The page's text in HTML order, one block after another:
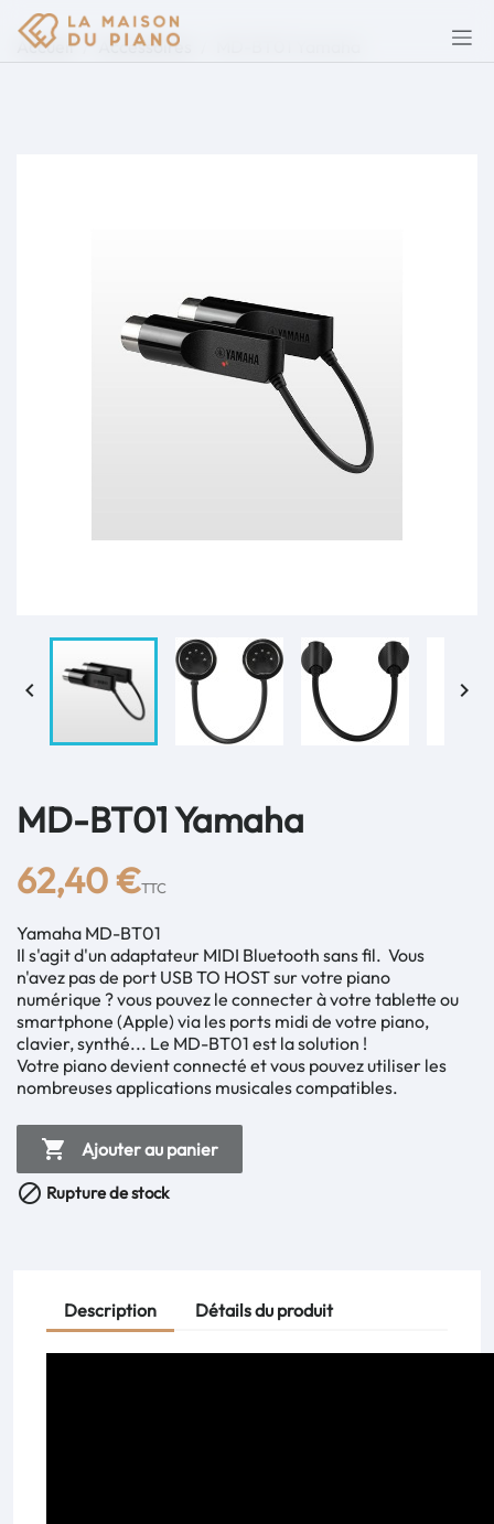
Accueil Accessoires
 
MD-BT01 Yamaha
62,40 €TTC
Yamaha MD-BT01
Il s'agit d'un adaptateur MIDI Bluetooth sans fil. Vous
n'avez pas de port USB TO HOST sur votre piano
numérique ? vous pouvez le connecter à votre tablette ou
smartphone (Apple) via les ports midi de votre piano,
clavier, synthé... Le MD-BT01 est la solution !
Votre piano devient connecté et vous pouvez utiliser les
nombreuses applications musicales compatibles.
 Ajouter au panier
 Rupture de stock
Description Détails du produit